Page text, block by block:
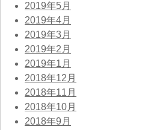
2019年5月
2019年4月
2019年3月
2019年2月
2019年1月
2018年12月
2018年11月
2018年10月
2018年9月